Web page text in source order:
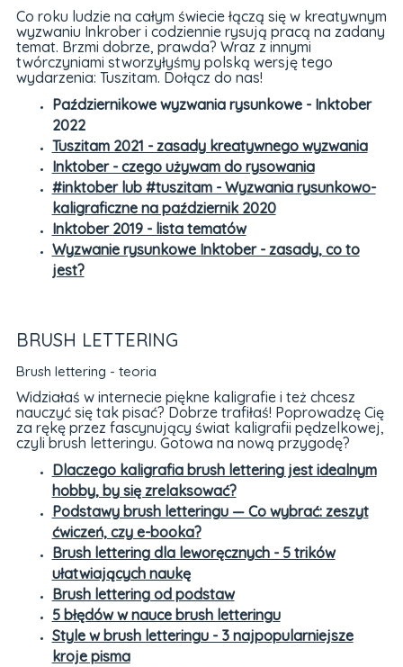
Co roku ludzie na całym świecie łączą się w kreatywnym
wyzwaniu Inkrober i codziennie rysują pracą na zadany
temat. Brzmi dobrze, prawda? Wraz z innymi
twórczyniami stworzyłyśmy polską wersję tego
wydarzenia: Tuszitam. Dołącz do nas!
Październikowe wyzwania rysunkowe - Inktober
2022
Tuszitam 2021 - zasady kreatywnego wyzwania
Inktober - czego używam do rysowania
#inktober lub #tuszitam - Wyzwania rysunkowo-
kaligraficzne na październik 2020
Inktober 2019 - lista tematów
Wyzwanie rysunkowe Inktober - zasady, co to
jest?
BRUSH LETTERING
Brush lettering - teoria
Widziałaś w internecie piękne kaligrafie i też chcesz
nauczyć się tak pisać? Dobrze trafiłaś! Poprowadzę Cię
za rękę przez fascynujący świat kaligrafii pędzelkowej,
czyli brush letteringu. Gotowa na nową przygodę?
Dlaczego kaligrafia brush lettering jest idealnym
hobby, by się zrelaksować?
Podstawy brush letteringu — Co wybrać: zeszyt
ćwiczeń, czy e-booka?
Brush lettering dla leworęcznych - 5 trików
ułatwiających naukę
Brush lettering od podstaw
5 błędów w nauce brush letteringu
Style w brush letteringu - 3 najpopularniejsze
kroje pisma